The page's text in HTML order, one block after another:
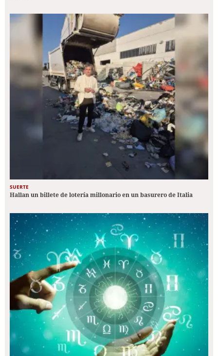
SUERTE
Hallan un billete de lotería millonario en un basurero de Italia